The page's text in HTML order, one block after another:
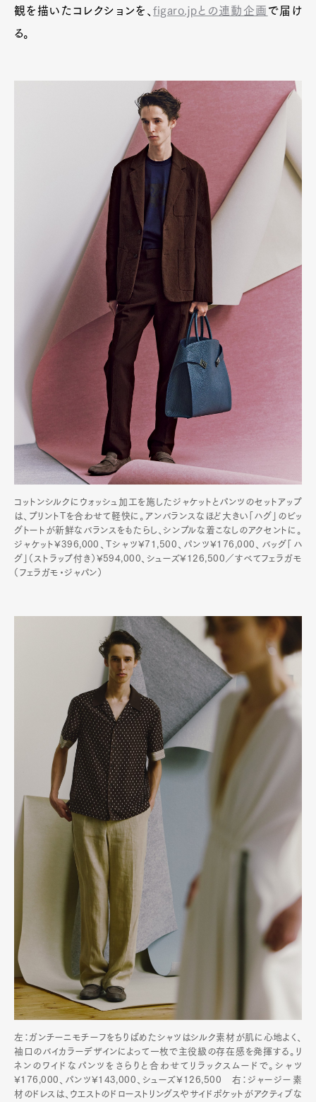
観を描いたコレクションを、figaro.jpとの連動企画 で届け
る。
コットンシルクにウォッシュ加工を施したジャケットとパンツのセットアップ
は、プリントTを合わせて軽快に。アンバランスなほど大きい「ハグ」のビッ
グトートが新鮮なバランスをもたらし、シンプルな着こなしのアクセントに。
ジャケット¥396,000、Tシャツ¥71,500、パンツ¥176,000、バッグ「ハ
グ」（ストラップ付き）¥594,000、シューズ¥126,500／すべてフェラガモ
（フェラガモ・ジャパン）
左：ガンチーニモチーフをちりばめたシャツはシルク素材が肌に心地よく、
袖口のバイカラーデザインによって一枚で主役級の存在感を発揮する。リ
ネンのワイドなパンツをさらりと合わせてリラックスムードで。シャツ
¥176,000、パンツ¥143,000、シューズ¥126,500 右：ジャージー素
材のドレスは、ウエストのドローストリングスやサイドポケットがアクティブな